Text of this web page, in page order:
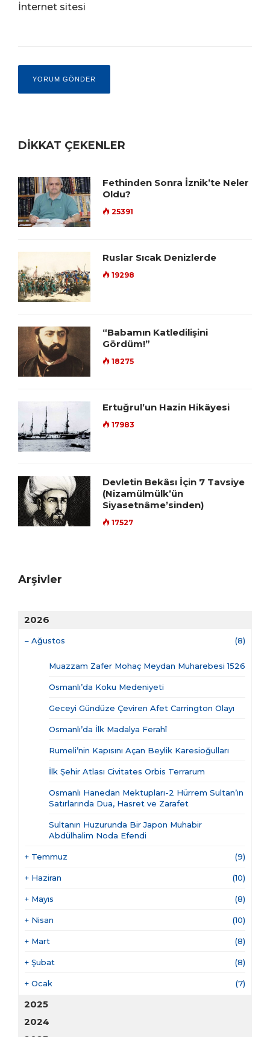
İnternet sitesi
DİKKAT ÇEKENLER
Fethinden Sonra İznik’te Neler
Oldu?
25391
Ruslar Sıcak Denizlerde
19298
“Babamın Katledilişini
Gördüm!”
18275
Ertuğrul’un Hazin Hikâyesi
17983
Devletin Bekâsı İçin 7 Tavsiye
(Nizamülmülk’ün
Siyasetnâme’sinden)
17527
Arşivler
2026
– Ağustos (8)
Muazzam Zafer Mohaç Meydan Muharebesi 1526
Osmanlı’da Koku Medeniyeti
Geceyi Gündüze Çeviren Afet Carrington Olayı
Osmanlı’da İlk Madalya Ferahî
Rumeli’nin Kapısını Açan Beylik Karesioğulları
İlk Şehir Atlası Civitates Orbis Terrarum
Osmanlı Hanedan Mektupları-2 Hürrem Sultan’ın
Satırlarında Dua, Hasret ve Zarafet
Sultanın Huzurunda Bir Japon Muhabir
Abdülhalim Noda Efendi
+ Temmuz (9)
+ Haziran (10)
+ Mayıs (8)
+ Nisan (10)
+ Mart (8)
+ Şubat (8)
+ Ocak (7)
2025
2024